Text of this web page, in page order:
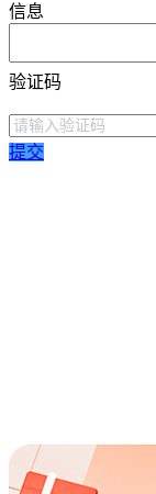
信息
验证码
提交